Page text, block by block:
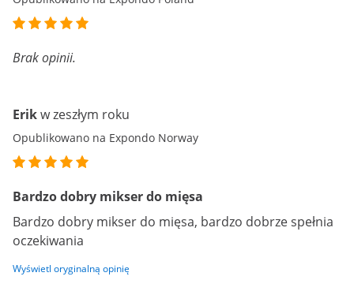
Brak opinii.
Erikw zeszłym roku
Opublikowano na Expondo Norway
Bardzo dobry mikser do mięsa
Bardzo dobry mikser do mięsa, bardzo dobrze spełnia
oczekiwania
Wyświetl oryginalną opinię